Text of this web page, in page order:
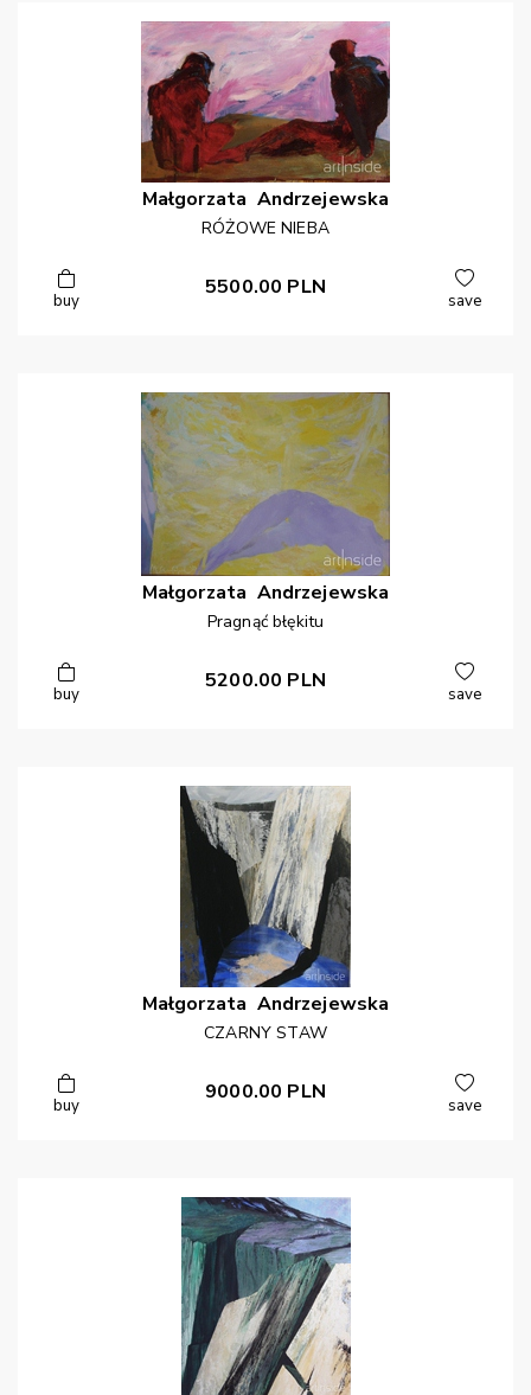
Małgorzata Andrzejewska
RÓŻOWE NIEBA
buy
5500.00 PLN
save
Małgorzata Andrzejewska
Pragnąć błękitu
buy
5200.00 PLN
save
Małgorzata Andrzejewska
CZARNY STAW
buy
9000.00 PLN
save